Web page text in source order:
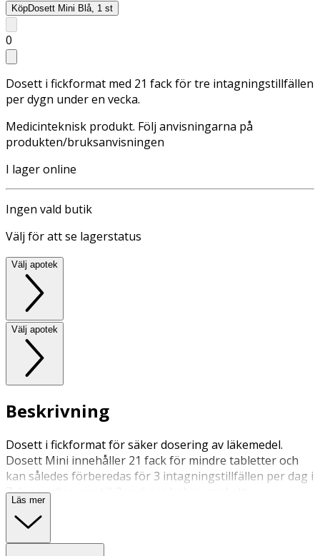
KöpDosett Mini Blå, 1 st
0
Dosett i fickformat med 21 fack för tre intagningstillfällen
per dygn under en vecka.
Medicinteknisk produkt. Följ anvisningarna på
produkten/bruksanvisningen
I lager online
Ingen vald butik
Välj för att se lagerstatus
Välj apotek
Välj apotek
Beskrivning
Dosett i fickformat för säker dosering av läkemedel.
Dosett Mini innehåller 21 fack för mindre tabletter och
kan således förberedas för 3 intagningstillfällen per dag i
7 dagar eller upp till 3 veckors behov med ett
intagningstillfälle per dag.
Finns i röd och blå.
Läs mer